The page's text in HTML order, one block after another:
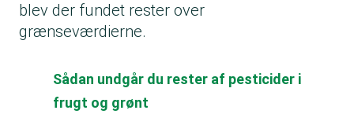
blev der fundet rester over
grænseværdierne.
Sådan undgår du rester af pesticider i
frugt og grønt